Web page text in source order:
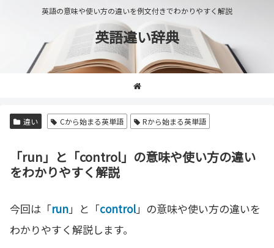
英語の意味や使い方の違いを例文付きでわかりやすく解説
英語違い辞典
違い Cから始まる英単語 Rから始まる英単語
「run」と「control」の意味や使い方の違い
をわかりやすく解説
今回は「run」と「control」の意味や使い方の違いを
わかりやすく解説します。